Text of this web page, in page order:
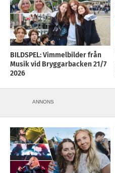
BILDSPEL: Vimmelbilder från
Musik vid Bryggarbacken 21/7
2026
ANNONS